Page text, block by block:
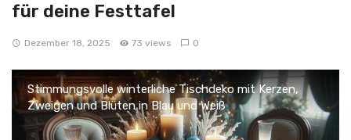
für deine Festtafel
Dezember 18, 2025 73 views 0
Stimmungsvolle winterliche Tischdeko mit Kerzen,
Zweigen und Blüten in Blau und Weiß